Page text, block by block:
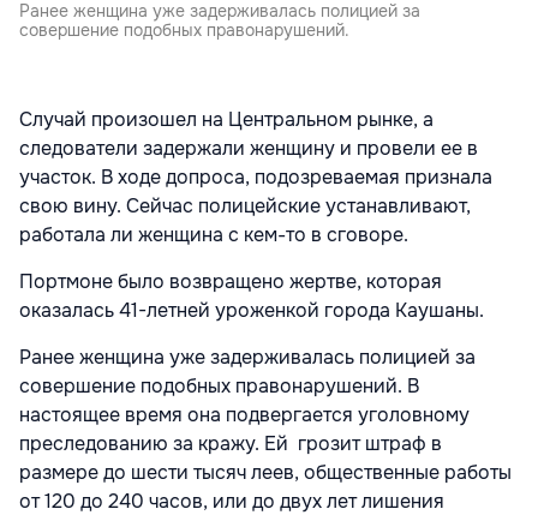
Ранее женщина уже задерживалась полицией за
совершение подобных правонарушений.
Случай произошел на Центральном рынке, а
следователи задержали женщину и провели ее в
участок. В ходе допроса, подозреваемая признала
свою вину. Сейчас полицейские устанавливают,
работала ли женщина с кем-то в сговоре.
Портмоне было возвращено жертве, которая
оказалась 41-летней уроженкой города Каушаны.
Ранее женщина уже задерживалась полицией за
совершение подобных правонарушений. В
настоящее время она подвергается уголовному
преследованию за кражу. Ей грозит штраф в
размере до шести тысяч леев, общественные работы
от 120 до 240 часов, или до двух лет лишения